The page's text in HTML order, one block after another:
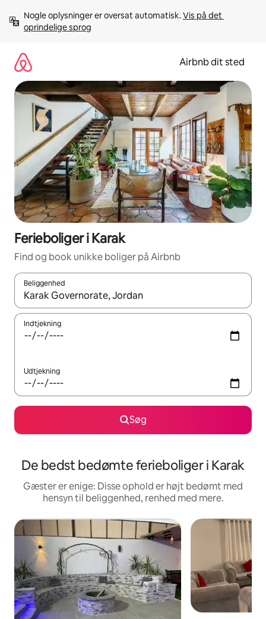
videre
Nogle oplysninger er oversat automatisk. Vis på det
oprindelige sprog
Airbnb dit sted
Ferieboliger i Karak
Find og book unikke boliger på Airbnb
Beliggenhed
Når resultaterne er tilgængelige, skal du navigere med
Indtjekning
Udtjekning
Søg
De bedst bedømte ferieboliger i Karak
Gæster er enige: Disse ophold er højt bedømt med
hensyn til beliggenhed, renhed med mere.